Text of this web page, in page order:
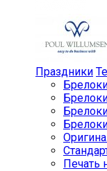
Праздники
Печать